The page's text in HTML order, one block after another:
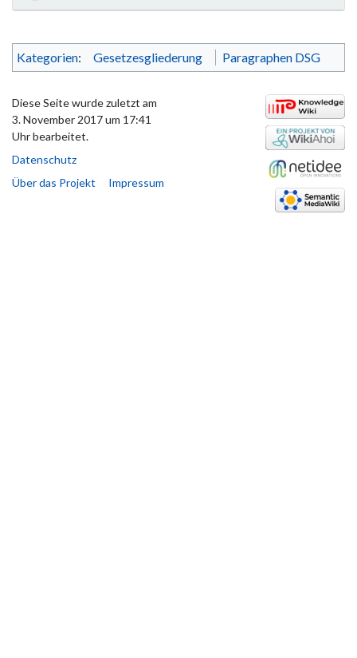
Kategorien: Gesetzesgliederung Paragraphen DSG
Diese Seite wurde zuletzt am
3. November 2017 um 17:41
Uhr bearbeitet.
Datenschutz
Über das Projekt
Impressum